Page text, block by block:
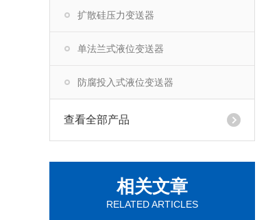
扩散硅压力变送器
单法兰式液位变送器
防腐投入式液位变送器
查看全部产品
相关文章
RELATED ARTICLES